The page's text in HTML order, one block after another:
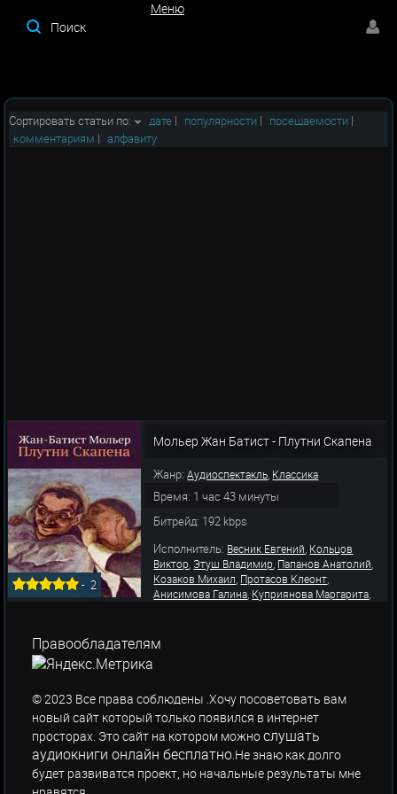
Меню
Сортировать статьи по: дате | популярности | посещаемости |
комментариям | алфавиту
-2
Мольер Жан Батист - Плутни Скапена
Жанр:Аудиоспектакль, Классика
Время: 1 час 43 минуты
Битрейд: 192 kbps
Исполнитель: Весник Евгений, Кольцов
Виктор, Этуш Владимир, Папанов Анатолий,
Козаков Михаил, Протасов Клеонт,
Анисимова Галина, Куприянова Маргарита,
Правообладателям
© 2023 Все права соблюдены .Хочу посоветовать вам
новый сайт который только появился в интернет
просторах. Это сайт на котором можнослушать
аудиокниги онлайн бесплатно.Не знаю как долго
будет развиватся проект, но начальные результаты мне